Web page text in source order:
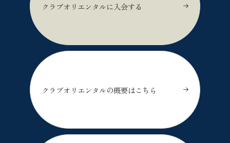
クラブオリエンタルに入会する
クラブオリエンタルの概要はこちら